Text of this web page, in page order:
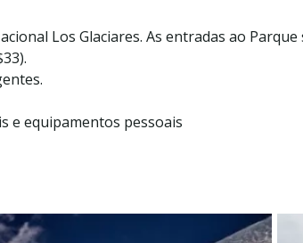
Los Glaciares. As entradas ao
e equipamentos pessoais